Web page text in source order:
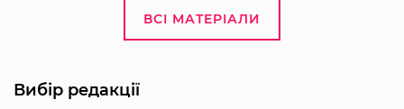
ВСІ МАТЕРІАЛИ
Вибір редакції